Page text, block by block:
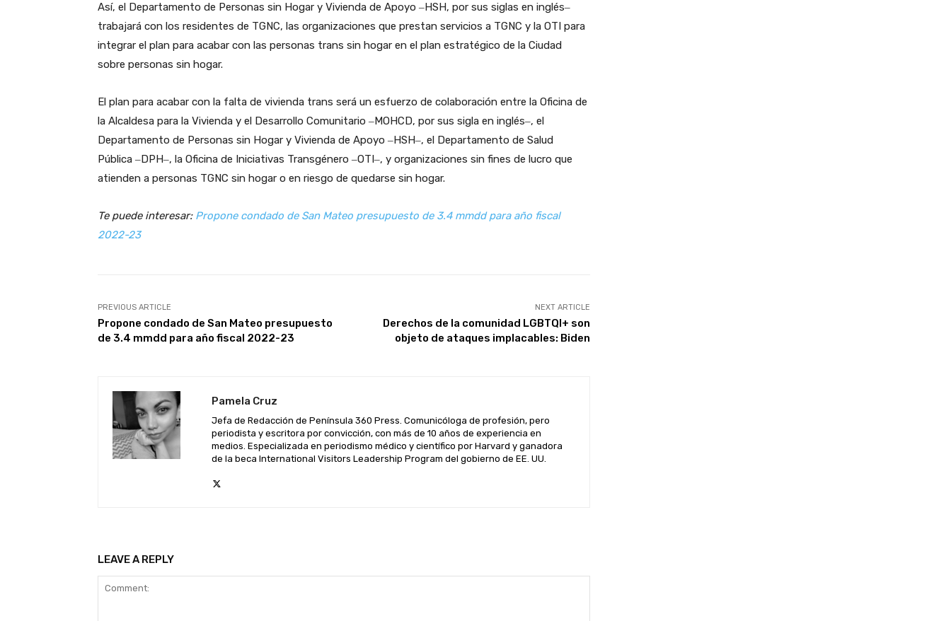
Así, el Departamento de Personas sin Hogar y Vivienda de Apoyo ‒HSH, por sus siglas en inglés‒
trabajará con los residentes de TGNC, las organizaciones que prestan servicios a TGNC y la OTI para
integrar el plan para acabar con las personas trans sin hogar en el plan estratégico de la Ciudad
sobre personas sin hogar.
El plan para acabar con la falta de vivienda trans será un esfuerzo de colaboración entre la Oficina de
la Alcaldesa para la Vivienda y el Desarrollo Comunitario ‒MOHCD, por sus sigla en inglés‒, el
Departamento de Personas sin Hogar y Vivienda de Apoyo ‒HSH‒, el Departamento de Salud
Pública ‒DPH‒, la Oficina de Iniciativas Transgénero ‒OTI‒, y organizaciones sin fines de lucro que
atienden a personas TGNC sin hogar o en riesgo de quedarse sin hogar.
Te puede interesar: Propone condado de San Mateo presupuesto de 3.4 mmdd para año fiscal
2022-23
PREVIOUS ARTICLE
Propone condado de San Mateo presupuesto
de 3.4 mmdd para año fiscal 2022-23
NEXT ARTICLE
Derechos de la comunidad LGBTQI+ son
objeto de ataques implacables: Biden
Pamela Cruz
Jefa de Redacción de Península 360 Press. Comunicóloga de profesión, pero
periodista y escritora por convicción, con más de 10 años de experiencia en
medios. Especializada en periodismo médico y científico por Harvard y ganadora
de la beca International Visitors Leadership Program del gobierno de EE. UU.
LEAVE A REPLY